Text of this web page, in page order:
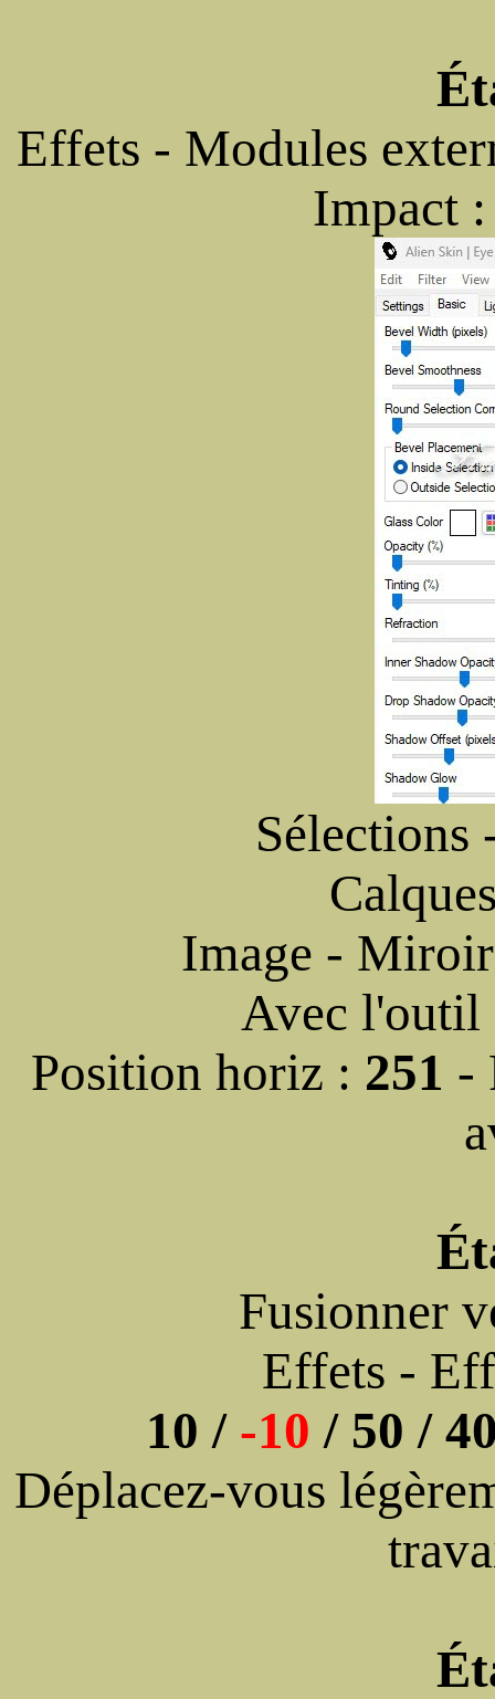
Effets - Modules
Impact
Sélections
Image -
Avec l'outil
Position horiz : 251 -
Fusionner
Effets -
10 / -10 / 50 /
Déplacez-vous